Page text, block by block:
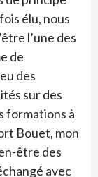
élu, nous
l’une des
de
des
sur des
formations à
Bouet, mon
être des
avec